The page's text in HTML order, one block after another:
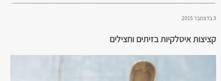
3 בדצמבר 2015
קציצות איטלקיות בזיתים וחצילים